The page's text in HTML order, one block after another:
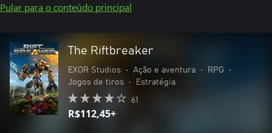
Pular para o conteúdo principal
The Riftbreaker
EXOR Studios • Ação e aventura • RPG
•
Jogos de tiros
• Estratégia
61
R$112,45+